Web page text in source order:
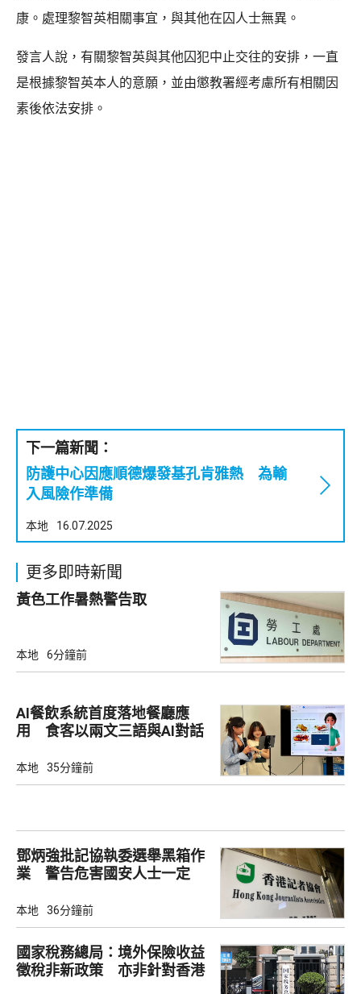
康。處理黎智英相關事宜，與其他在囚人士無異。
發言人說，有關黎智英與其他囚犯中止交往的安排，一直
是根據黎智英本人的意願，並由懲教署經考慮所有相關因
素後依法安排。
下一篇新聞：
防護中心因應順德爆發基孔肯雅熱 為輸
入風險作準備
本地 16.07.2025
更多即時新聞
黃色工作暑熱警告取
本地 6分鐘前
AI餐飲系統首度落地餐廳應
用 食客以兩文三語與AI對話
本地 35分鐘前
鄧炳強批記協執委選舉黑箱作
業 警告危害國安人士一定
本地 36分鐘前
國家稅務總局：境外保險收益
徵稅非新政策 亦非針對香港